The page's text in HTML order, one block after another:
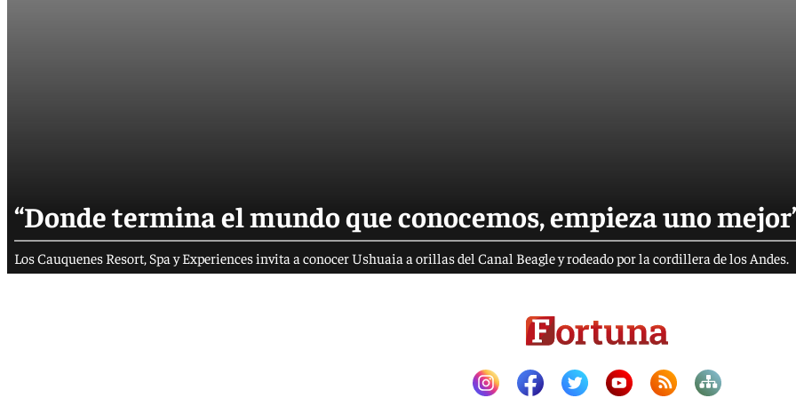
“Donde termina el mundo que conocemos, empieza uno
Los Cauquenes Resort, Spa y Experiences invita a conocer Ushuaia a orillas del Canal Beagle y rodeado por la cordillera de los Andes.